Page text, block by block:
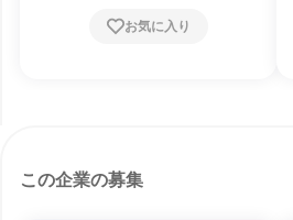
お気に入り
この企業の募集